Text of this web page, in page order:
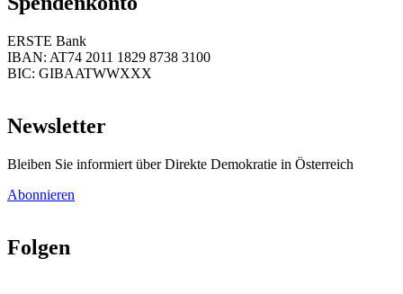
ERSTE Bank
IBAN: AT74 2011 1829 8738 3100
BIC: GIBAATWWXXX
Newsletter
Bleiben Sie informiert über Direkte Demokratie in Österreich
Abonnieren
Folgen